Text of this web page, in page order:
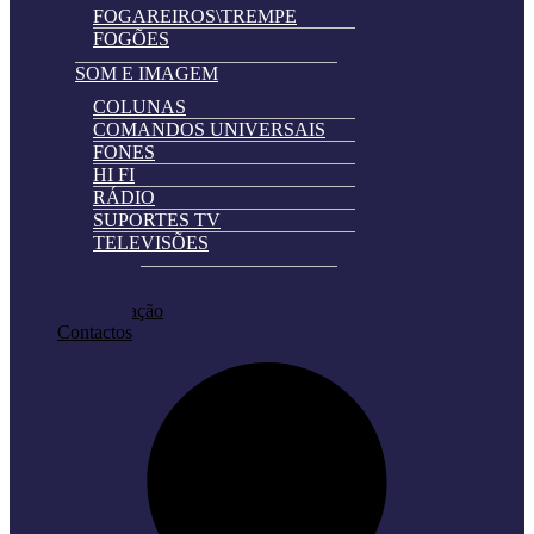
FOGAREIROS\TREMPE
FOGÕES
SOM E IMAGEM
COLUNAS
COMANDOS UNIVERSAIS
FONES
HI FI
RÁDIO
SUPORTES TV
TELEVISÕES
Categories
in
Pedir Cotação
Contactos